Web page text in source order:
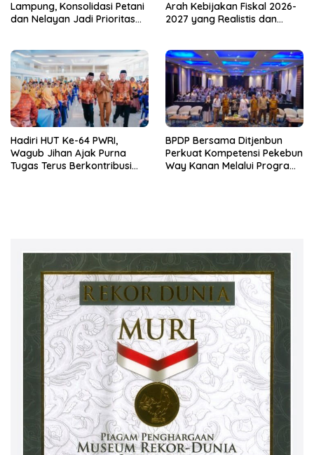
Lampung, Konsolidasi Petani
dan Nelayan Jadi Prioritas
Arah Kebijakan Fiskal 2026-
2027 yang Realistis dan
Hadiri HUT Ke-64 PWRI,
Wagub Jihan Ajak Purna
Tugas Terus Berkontribusi
BPDP Bersama Ditjenbun
Perkuat Kompetensi Pekebun
Way Kanan Melalui Program